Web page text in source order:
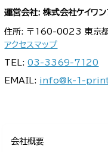
運営会社: 株式会社ケイワン
住所: 〒160-0023 東京
アクセスマップ
TEL:03-3369-7120
EMAIL: info@k-1-
会社概要